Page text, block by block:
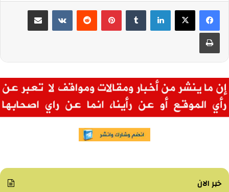
لينكدإن بينتيريست مشاركة عبر البريد
طباعة
خبر الان